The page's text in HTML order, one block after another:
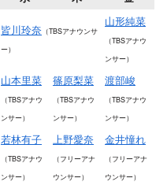
皆川玲奈 （TBSアナウンサ
ー）
山形純菜
（TBSアナウ
ンサー）
山本里菜
（TBSアナウ
ンサー）
篠原梨菜
（TBSアナウ
ンサー）
渡部峻
（TBSアナウ
ンサー）
若林有子
（TBSアナウ
ンサー）
上野愛奈
（フリーアナ
ウンサー）
金井憧れ
（フリーアナ
ウンサー）